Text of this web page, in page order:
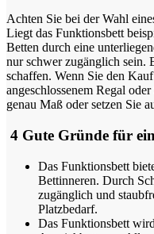
Achten Sie bei der Wahl
Liegt das Funktionsbett
Betten durch eine
nur schwer zugänglich
schaffen. Wenn Sie den
angeschlossenem Regal
genau Maß oder setzen Sie
4 Gute Gründe für
Das Funktionsbett
Bettinneren. Durch
zugänglich und
Platzbedarf.
Das Funktionsbett